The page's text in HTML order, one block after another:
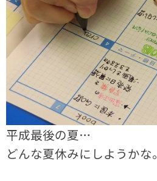
平成最後の夏…
どんな夏休みにしようかな。